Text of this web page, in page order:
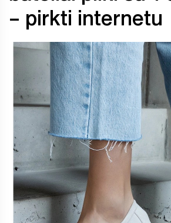
– pirkti internetu